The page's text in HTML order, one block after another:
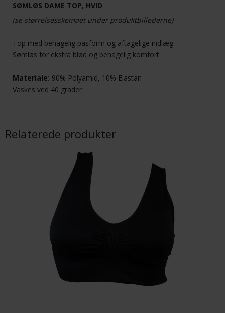
SØMLØS DAME TOP, HVID
(se størrelsesskemaet under produktbillederne)
Top med behagelig pasform og aftagelige indlæg.
Sømløs for ekstra blød og behagelig komfort.
Materiale: 90% Polyamid, 10% Elastan
Vaskes ved 40 grader
Relaterede produkter